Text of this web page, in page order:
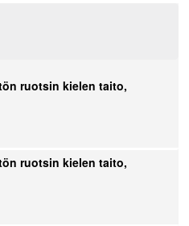
ruotsin kielen taito,
ruotsin kielen taito,